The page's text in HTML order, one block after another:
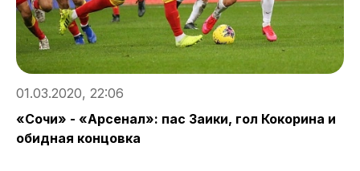
01.03.2020, 22:06
«Сочи» - «Арсенал»: пас Заики, гол Кокорина и
обидная концовка